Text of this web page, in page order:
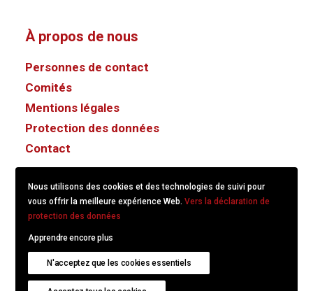
À propos de nous
Personnes de contact
Comités
Mentions légales
Protection des données
Contact
© 2022KS/CS Communication Suisse.Created with
hitschdesign.
Nous utilisons des cookies et des technologies de suivi pour
vous offrir la meilleure expérience Web.Vers la déclaration de
protection des données
Apprendre encore plus
N'acceptez que les cookies essentiels